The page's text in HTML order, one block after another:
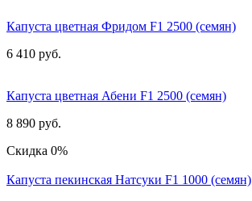
Капуста цветная Фридом F1 2500 (семян)
6 410 руб.
Капуста цветная Абени F1 2500 (семян)
8 890 руб.
Скидка 0%
Капуста пекинская Натсуки F1 1000 (семян)